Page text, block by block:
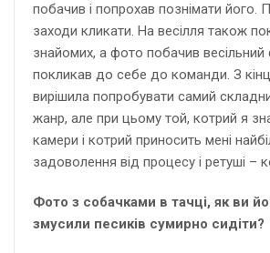
побачив і попрохав познімати його.
заходи кликати. На весілля також
знайомих, а фото побачив весільний
покликав до себе до команди. З
вирішила попробувати самий
жанр, але при цьому той, котрий я
камери і котрий приносить мені
задоволення від процесу і ретуші –
Фото з собачками в тачці, як ви
змусили песиків сумирно сидіти?